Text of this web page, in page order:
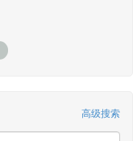
高级搜索